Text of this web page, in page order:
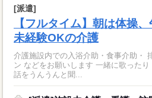
[派遣]
【フルタイム】朝は体操
未経験OKの介護
介護施設内での入浴介助・食事介助・
ン などをお願いします 一緒に歌った
話をうんうんと聞...